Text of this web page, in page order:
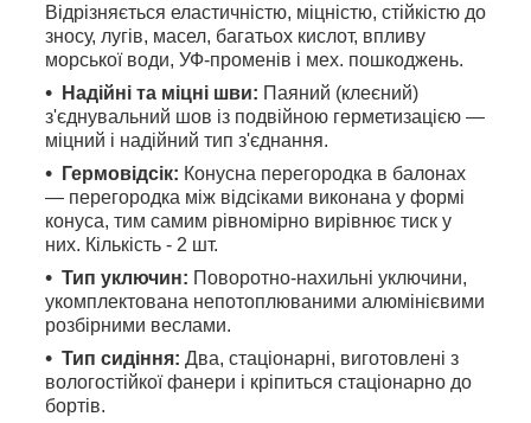
Відрізняється еластичністю, міцністю, стійкістю до
зносу, лугів, масел, багатьох кислот, впливу
морської води, УФ-променів і мех. пошкоджень.
Надійні та міцні шви: Паяний (клеєний)
з'єднувальний шов із подвійною герметизацією —
міцний і надійний тип з'єднання.
Гермовідсік: Конусна перегородка в балонах
— перегородка між відсіками виконана у формі
конуса, тим самим рівномірно вирівнює тиск у
них. Кількість - 2 шт.
Тип уключин: Поворотно-нахильні уключини,
укомплектована непотоплюваними алюмінієвими
розбірними веслами.
Тип сидіння: Два, стаціонарні, виготовлені з
вологостійкої фанери і кріпиться стаціонарно до
бортів.